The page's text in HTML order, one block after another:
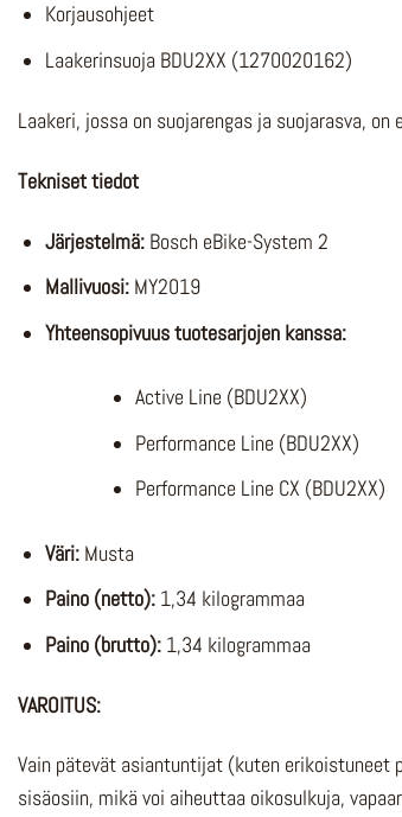
Korjausohjeet
Laakerinsuoja BDU2XX (1270020162)
Laakeri, jossa on suojarengas ja suojarasva, on
Tekniset tiedot
Järjestelmä:Bosch eBike-System 2
Mallivuosi:MY2019
Yhteensopivuus tuotesarjojen kanssa:
Active Line (BDU2XX)
Performance Line (BDU2XX)
Performance Line CX (BDU2XX)
Väri:Musta
Paino (netto):1,34 kilogrammaa
Paino (brutto):1,34 kilogrammaa
VAROITUS:
Vain pätevät asiantuntijat (kuten erikoistuneet
sisäosiin, mikä voi aiheuttaa oikosulkuja,